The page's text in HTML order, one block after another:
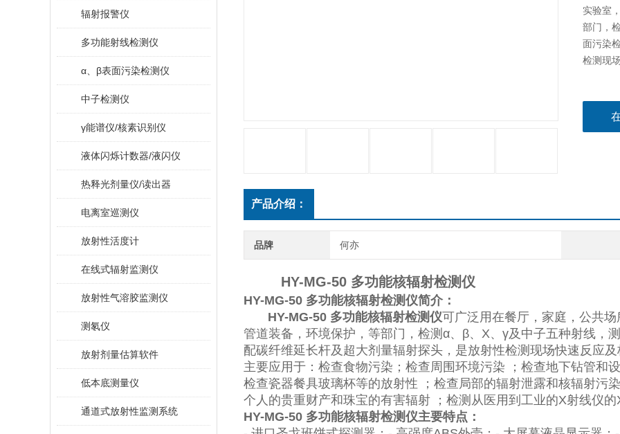
辐射报警仪
多功能射线检测仪
α、β表面污染检测仪
中子检测仪
γ能谱仪/核素识别仪
液体闪烁计数器/液闪仪
热释光剂量仪/读出器
电离室巡测仪
放射性活度计
在线式辐射监测仪
放射性气溶胶监测仪
测氡仪
放射剂量估算软件
低本底测量仪
通道式放射性监测系统
实验室
部门，
面污染
检测现
产品介绍：
品牌 何亦
HY-MG-50 多功能核辐射检测仪
HY-MG-50 多功能核辐射检测仪简介：
HY-MG-50 多功能核辐射检测仪可广泛用在餐厅，家庭，公共
管道装备，环境保护，等部门，检测 α、 β、 X、 γ及中子五种射线，
配碳纤维延长杆及超大剂量辐射探头，是放射性检测现场快速反应
主要应用于：检查食物污染；检查周围环境污染
；检查地下钻管和
检查瓷器餐具玻璃杯等的放射性
；检查局部的辐射泄露和核辐射污染
个人的贵重财产和珠宝的有害辐射
；检测从医用到工业的X射线仪的
HY-MG-50 多功能核辐射检测仪主要特点：